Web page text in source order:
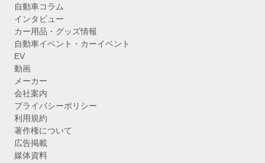
自動車コラム
インタビュー
カー用品・グッズ情報
自動車イベント・カーイベント
EV
動画
メーカー
会社案内
プライバシーポリシー
利用規約
著作権について
広告掲載
媒体資料